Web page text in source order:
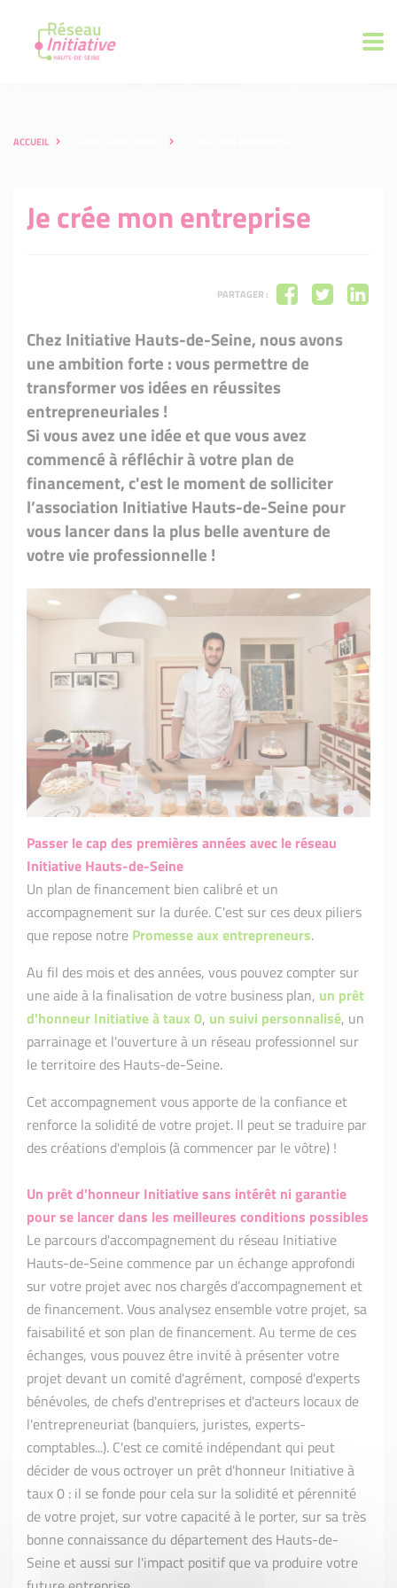
ACCUEIL
Je crée mon entreprise
PARTAGER :
Chez Initiative Hauts-de-Seine, nous avons
une ambition forte : vous permettre de
transformer vos idées en réussites
entrepreneuriales !
Si vous avez une idée et que vous avez
commencé à réfléchir à votre plan de
financement, c'est le moment de solliciter
l’association Initiative Hauts-de-Seine pour
vous lancer dans la plus belle aventure de
votre vie professionnelle !
Passer le cap des premières années avec le réseau
Initiative Hauts-de-Seine
Un plan de financement bien calibré et un
accompagnement sur la durée. C'est sur ces deux piliers
que repose notre Promesse aux entrepreneurs.
Au fil des mois et des années, vous pouvez compter sur
une aide à la finalisation de votre business plan, un prêt
d'honneur Initiative à taux 0, un suivi personnalisé, un
parrainage et l'ouverture à un réseau professionnel sur
le territoire des Hauts-de-Seine.
Cet accompagnement vous apporte de la confiance et
renforce la solidité de votre projet. Il peut se traduire par
des créations d'emplois (à commencer par le vôtre) !
Un prêt d'honneur Initiative sans intérêt ni garantie
pour se lancer dans les meilleures conditions possibles
Le parcours d'accompagnement du réseau Initiative
Hauts-de-Seine commence par un échange approfondi
sur votre projet avec nos chargés d’accompagnement et
de financement. Vous analysez ensemble votre projet, sa
faisabilité et son plan de financement. Au terme de ces
échanges, vous pouvez être invité à présenter votre
projet devant un comité d'agrément, composé d'experts
bénévoles, de chefs d'entreprises et d'acteurs locaux de
l'entrepreneuriat (banquiers, juristes, experts-
comptables...). C'est ce comité indépendant qui peut
décider de vous octroyer un prêt d'honneur Initiative à
taux 0 : il se fonde pour cela sur la solidité et pérennité
de votre projet, sur votre capacité à le porter, sur sa très
bonne connaissance du département des Hauts-de-
Seine et aussi sur l'impact positif que va produire votre